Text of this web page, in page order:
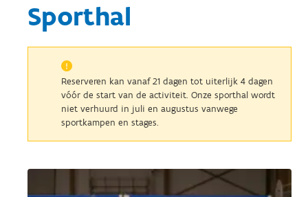
Sporthal
Reserveren kan vanaf 21 dagen tot uiterlijk 4 dagen
vóór de start van de activiteit. Onze sporthal wordt
niet verhuurd in juli en augustus vanwege
sportkampen en stages.